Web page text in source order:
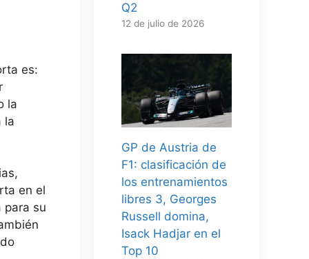
es:
la
la
en el
para su
Q2
12 de julio de 2026
GP de Austria de
F1: clasificación de
los entrenamientos
libres 3, Georges
Russell domina,
Isack Hadjar en el
Top 10